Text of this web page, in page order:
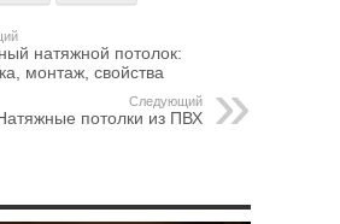
натяжной потолок:
монтаж, свойства
Следующий
потолки из ПВХ